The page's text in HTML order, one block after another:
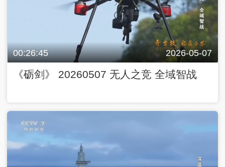
00:26:45 2026-05-07
《砺剑》 20260507 无人之竞 全域智战